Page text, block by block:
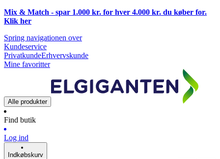
Mix & Match - spar 1.000 kr. for hver 4.000 kr. du køber for.
Klik her
Spring navigationen over
Kundeservice
PrivatkundeErhvervskunde
Mine favoritter
Alle produkter
Find butik
Log ind
Indkøbskurv